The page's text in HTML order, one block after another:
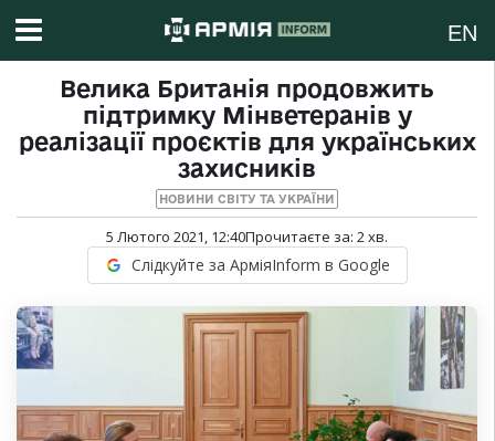
EN
Велика Британія продовжить
підтримку Мінветеранів у
реалізації проєктів для українських
захисників
НОВИНИ СВІТУ ТА УКРАЇНИ
5 Лютого 2021, 12:40Прочитаєте за: 2хв.
Слідкуйте за АрміяInform в Google